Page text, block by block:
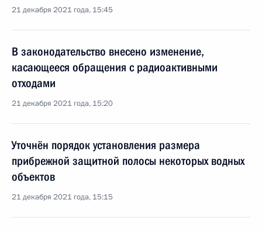
21 декабря 2021 года, 15:45
В законодательство внесено изменение,
касающееся обращения с радиоактивными
отходами
21 декабря 2021 года, 15:20
Уточнён порядок установления размера
прибрежной защитной полосы некоторых водных
объектов
21 декабря 2021 года, 15:15